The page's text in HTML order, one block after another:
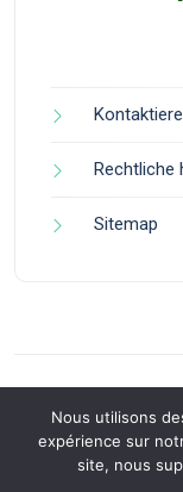
Rechtliche
Sitemap
Nous utilisons
expérience sur
site, nous